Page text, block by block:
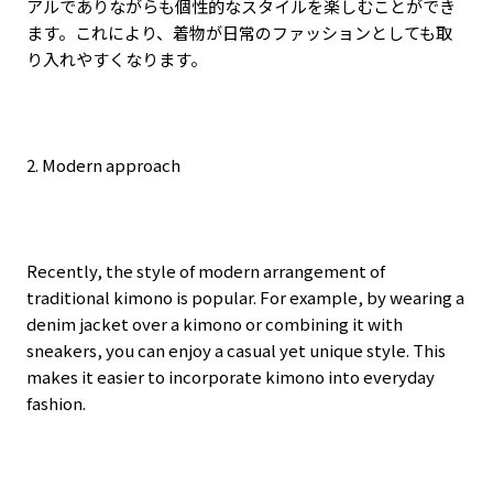
アルでありながらも個性的なスタイルを楽しむことができ
ます。これにより、着物が日常のファッションとしても取
り入れやすくなります。
2. Modern approach
Recently, the style of modern arrangement of
traditional kimono is popular. For example, by wearing a
denim jacket over a kimono or combining it with
sneakers, you can enjoy a casual yet unique style. This
makes it easier to incorporate kimono into everyday
fashion.